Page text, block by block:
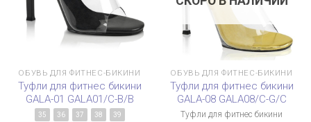
ОБУВЬ ДЛЯ ФИТНЕС-БИКИНИ
Туфли для фитнес бикини
GALA-01 GALA01/C-B/B
35 36 37 38 39
ОБУВЬ ДЛЯ ФИТНЕС-БИКИНИ
Туфли для фитнес бикини
GALA-08 GALA08/C-G/C
Туфли для фитнес бикини